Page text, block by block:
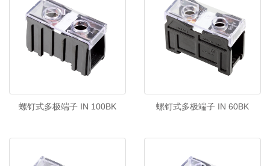
螺钉式多极端子 IN 100BK 螺钉式多极端子 IN 60BK